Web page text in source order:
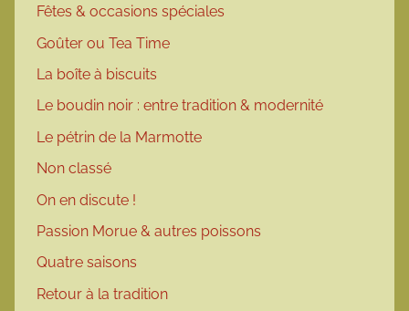
Fêtes & occasions spéciales
Goûter ou Tea Time
La boîte à biscuits
Le boudin noir : entre tradition & modernité
Le pétrin de la Marmotte
Non classé
On en discute !
Passion Morue & autres poissons
Quatre saisons
Retour à la tradition